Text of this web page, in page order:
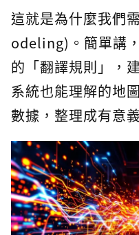
這就是為什麼我們
odeling)。簡單講
的「翻譯規則」，
系統也能理解的地
數據，整理成有意